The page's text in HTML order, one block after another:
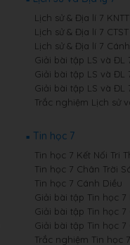
Lịch sử & Địa lí 7 KNTT
Lịch sử & Địa lí 7 CTST
Lịch sử & Địa lí 7
Giải bài tập LS và ĐL
Giải bài tập LS và ĐL
Giải bài tập LS và ĐL
Trắc nghiệm Lịch sử
Tin học 7
Tin học 7 Kết Nối Tri
Tin học 7 Chân Trời
Tin học 7 Cánh Diều
Giải bài tập Tin học 7
Giải bài tập Tin học 7
Giải bài tập Tin học 7
Trắc nghiệm Tin học 7